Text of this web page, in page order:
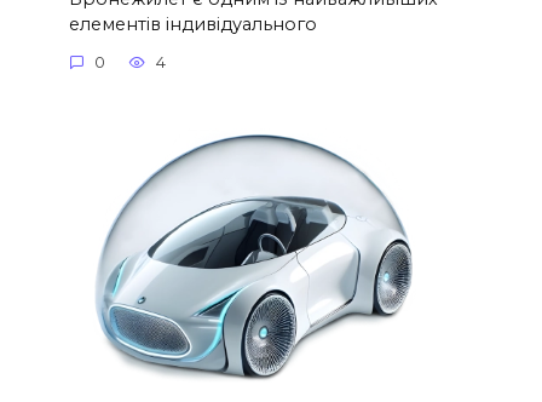
елементів індивідуального
0 4